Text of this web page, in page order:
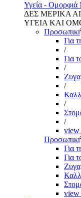
Υγεία - Ομορφιά
ΔΕΣ ΜΕΡΙΚΑ
ΥΓΕΙΑ ΚΑΙ
Για
/
Για
/
/
/
/
view
Για
Για
view